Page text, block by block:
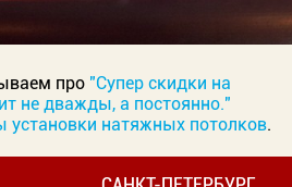
про "Супер скидки на
не дважды, а постоянно."
установки натяжных потолков.